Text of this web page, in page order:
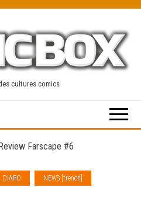
cultures comics
Farscape #6
DIAPO NEWS [french]